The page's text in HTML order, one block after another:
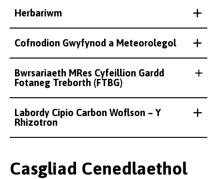
Herbariwm
Cofnodion Gwyfynod a Meteorolegol
Bwrsariaeth MRes Cyfeillion Gardd
Fotaneg Treborth (FTBG)
Labordy Cipio Carbon Woflson – Y
Rhizotron
Casgliad Cenedlaethol